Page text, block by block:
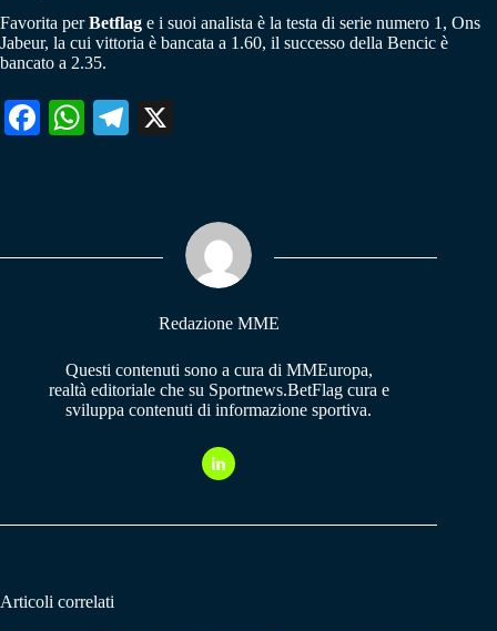
Favorita perBetflag e i suoi analista è la testa di serie numero 1, Ons
Jabeur, la cui vittoria è bancata a 1.60, il successo della Bencic è
bancato a 2.35.
Fa W
pp
Te
m
Redazione MME
Questi contenuti sono a cura di MMEuropa,
realtà editoriale che su Sportnews.BetFlag cura e
sviluppa contenuti di informazione sportiva.
Articoli correlati